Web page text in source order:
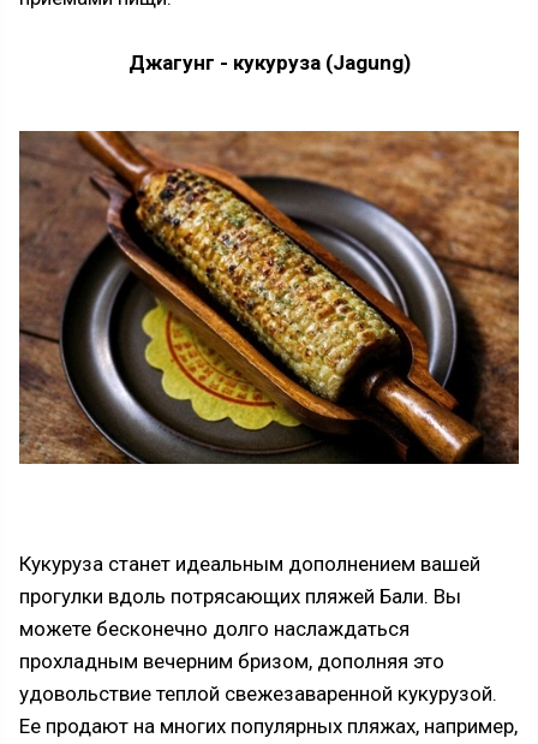
Джагунг - кукуруза (Jagung)
Кукуруза станет идеальным дополнением вашей
прогулки вдоль потрясающих пляжей Бали. Вы
можете бесконечно долго наслаждаться
прохладным вечерним бризом, дополняя это
удовольствие теплой свежезаваренной кукурузой.
Ее продают на многих популярных пляжах, например,